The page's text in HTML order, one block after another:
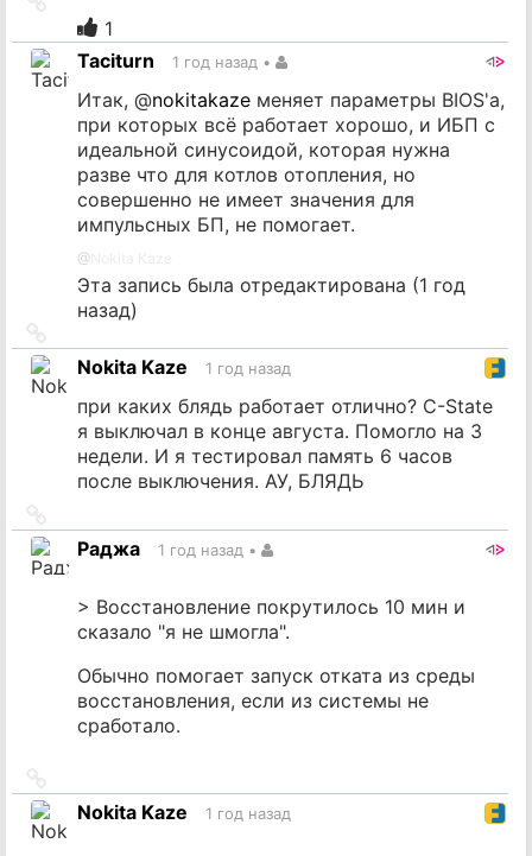
источник
1
Taciturn
1 год назад •
Итак, @nokitakaze меняет параметры BIOS'а,
при которых всё работает хорошо, и ИБП с
идеальной синусоидой, которая нужна
разве что для котлов отопления, но
совершенно не имеет значения для
импульсных БП, не помогает.
@
Эта запись была отредактирована (1 год
назад)
на
источник
Nokita Kaze 1 год назад
при каких блядь работает отлично? C-State
я выключал в конце августа. Помогло на 3
недели. И я тестировал память 6 часов
после выключения. АУ, БЛЯДЬ
на
источник
Раджа 1 год назад •
> Восстановление покрутилось 10 мин и
сказало "я не шмогла".
Обычно помогает запуск отката из среды
восстановления, если из системы не
сработало.
на
источник
Nokita Kaze 1 год назад